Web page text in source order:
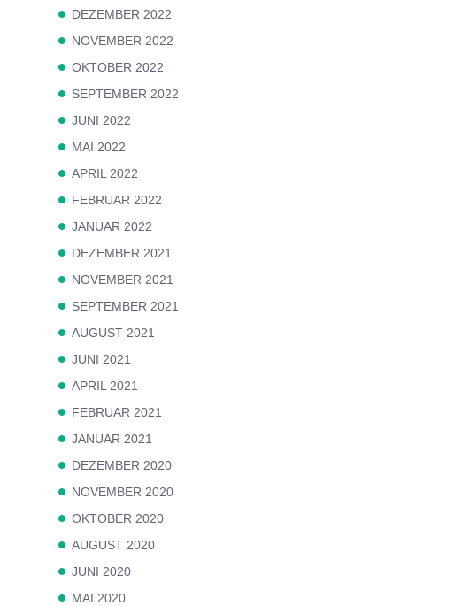
DEZEMBER 2022
NOVEMBER 2022
OKTOBER 2022
SEPTEMBER 2022
JUNI 2022
MAI 2022
APRIL 2022
FEBRUAR 2022
JANUAR 2022
DEZEMBER 2021
NOVEMBER 2021
SEPTEMBER 2021
AUGUST 2021
JUNI 2021
APRIL 2021
FEBRUAR 2021
JANUAR 2021
DEZEMBER 2020
NOVEMBER 2020
OKTOBER 2020
AUGUST 2020
JUNI 2020
MAI 2020